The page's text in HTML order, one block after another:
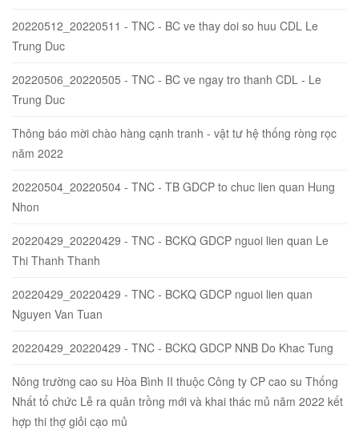
20220512_20220511 - TNC - BC ve thay doi so huu CDL Le
Trung Duc
20220506_20220505 - TNC - BC ve ngay tro thanh CDL - Le
Trung Duc
Thông báo mời chào hàng cạnh tranh - vật tư hệ thống ròng rọc
năm 2022
20220504_20220504 - TNC - TB GDCP to chuc lien quan Hung
Nhon
20220429_20220429 - TNC - BCKQ GDCP nguoi lien quan Le
Thi Thanh Thanh
20220429_20220429 - TNC - BCKQ GDCP nguoi lien quan
Nguyen Van Tuan
20220429_20220429 - TNC - BCKQ GDCP NNB Do Khac Tung
Nông trường cao su Hòa Bình II thuộc Công ty CP cao su Thống
Nhất tổ chức Lễ ra quân trồng mới và khai thác mủ năm 2022 kết
hợp thi thợ giỏi cạo mủ